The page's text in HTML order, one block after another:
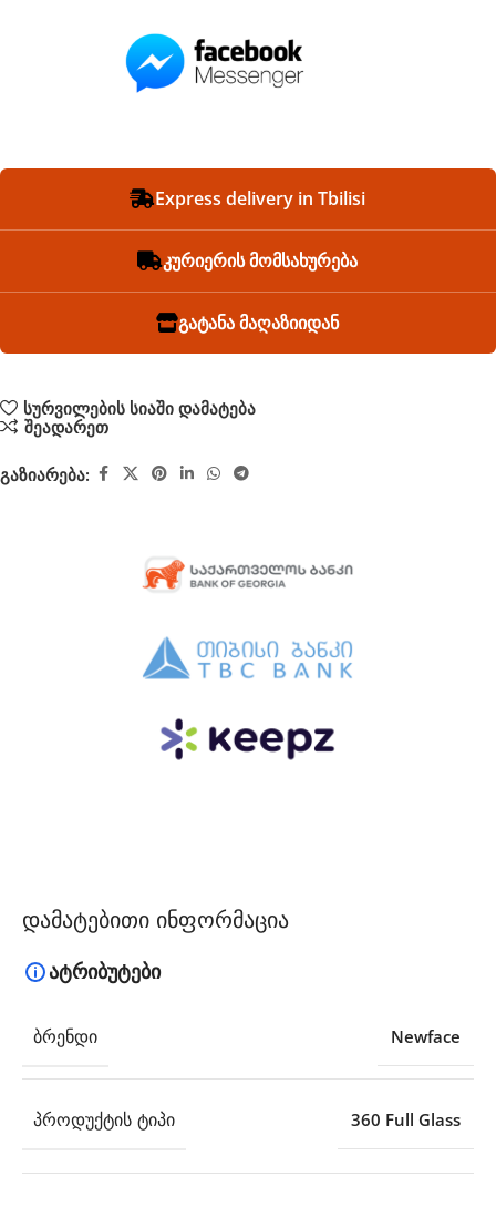
Express delivery in Tbilisi
კურიერის მომსახურება
გატანა მაღაზიიდან
სურვილების სიაში დამატება
შეადარეთ
გაზიარება:
დამატებითი ინფორმაცია
ატრიბუტები
ᲑᲠᲔᲜᲓᲘ Newface
ᲞᲠᲝᲓᲣᲥᲢᲘᲡ ᲢᲘᲞᲘ 360 Full Glass